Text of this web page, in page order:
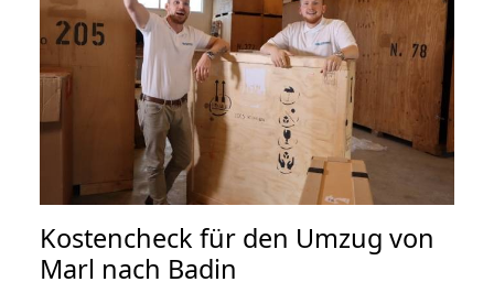
Kostencheck für den Umzug von
Marl nach Badin